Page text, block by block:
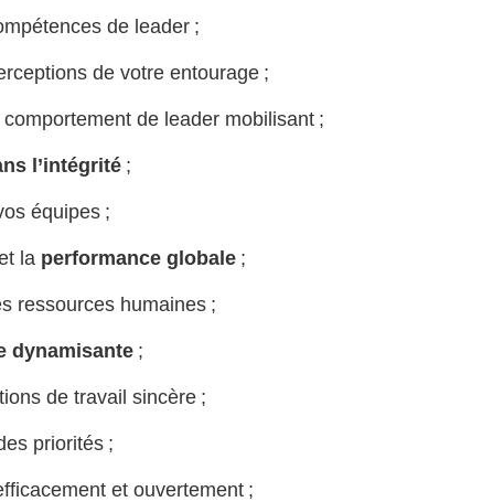
de leader ;
de votre entourage ;
de leader mobilisant ;
l’intégrité ;
équipes ;
la performance globale ;
ressources humaines ;
dynamisante ;
de travail sincère ;
priorités ;
et ouvertement ;